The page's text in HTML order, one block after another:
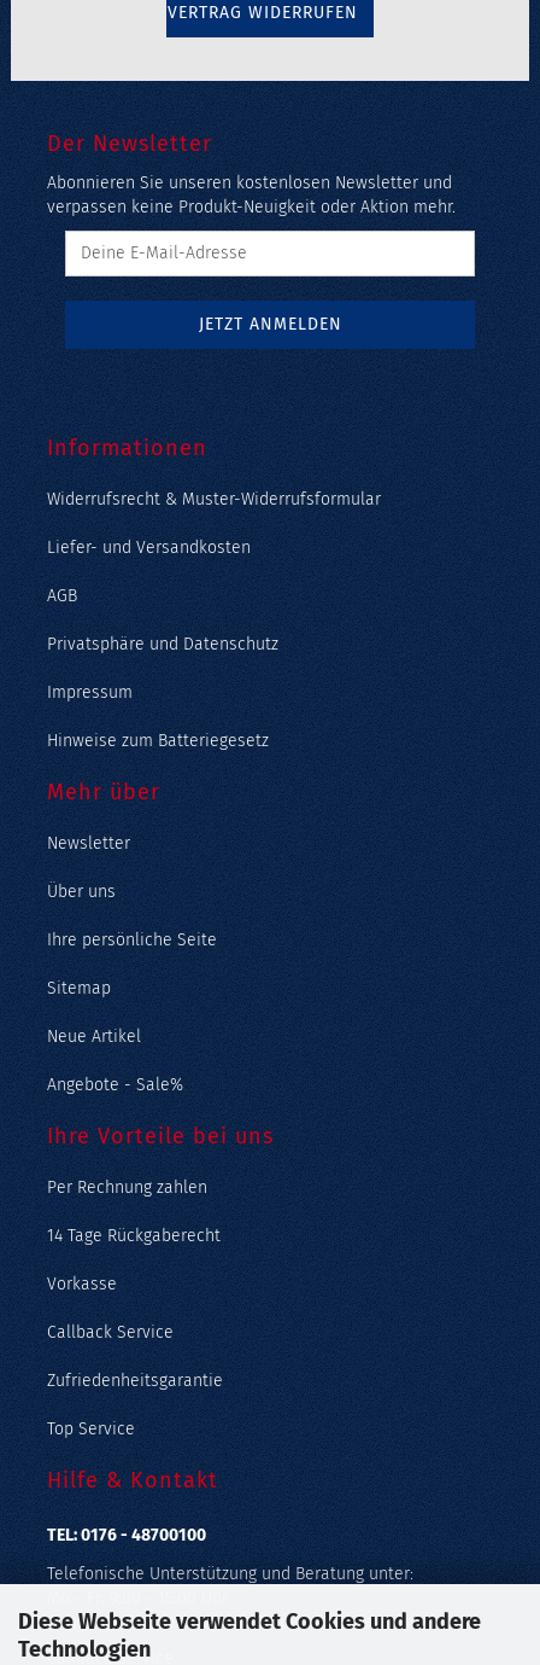
Diese Webseite verwendet Cookies und andere
Technologien
VERTRAG WIDERRUFEN
Der Newsletter
Abonnieren Sie unseren kostenlosen Newsletter und
verpassen keine Produkt-Neuigkeit oder Aktion mehr.
Informationen
Widerrufsrecht & Muster-Widerrufsformular
Liefer- und Versandkosten
AGB
Privatsphäre und Datenschutz
Impressum
Hinweise zum Batteriegesetz
Mehr über
Newsletter
Über uns
Ihre persönliche Seite
Sitemap
Neue Artikel
Angebote - Sale%
Ihre Vorteile bei uns
Per Rechnung zahlen
14 Tage Rückgaberecht
Vorkasse
Callback Service
Zufriedenheitsgarantie
Top Service
Hilfe & Kontakt
TEL: 0176 - 48700100
Telefonische Unterstützung und Beratung unter:
Geprüfter Online Shop mit Geld-zurück-Garantie.
Callback Service